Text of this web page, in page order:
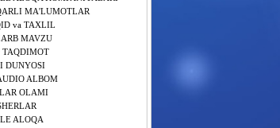
MA'LUMOTLAR
va TAXLIL
MAVZU
TAQDIMOT
DUNYOSI
ALBOM
OLAMI
ALOQA